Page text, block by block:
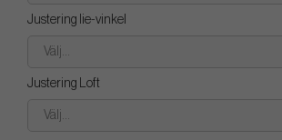
Justering lie-vinkel
Välj...
Justering Loft
Välj...